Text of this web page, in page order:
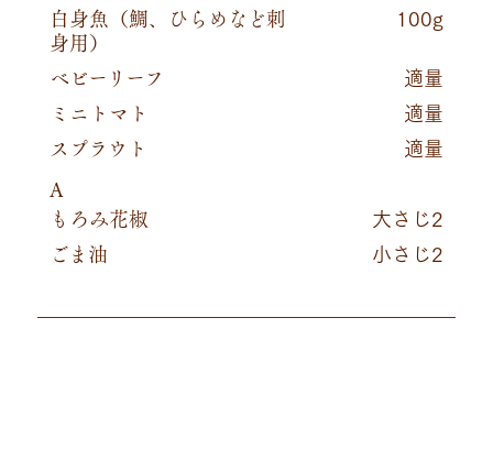
白身魚（鯛、ひらめなど刺
身用）
100g
ベビーリーフ 適量
ミニトマト 適量
スプラウト 適量
A
もろみ花椒
大さじ2
ごま油 小さじ2